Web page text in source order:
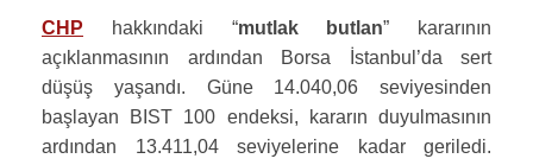
CHP hakkındaki “mutlak butlan” kararının
açıklanmasının ardından Borsa İstanbul’da sert
düşüş yaşandı. Güne 14.040,06 seviyesinden
başlayan BIST 100 endeksi, kararın duyulmasının
ardından 13.411,04 seviyelerine kadar geriledi.